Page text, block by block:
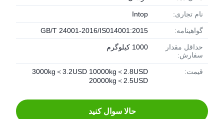
نام تجاری: Intop
گواهینامه: GB/T 24001-2016/IS014001:2015
حداقل مقدار
سفارش:
1000 کیلوگرم
قیمت:
3000kg＜3.2USD 10000kg＜2.8USD
20000kg＜2.5USD
حالا سوال کنيد